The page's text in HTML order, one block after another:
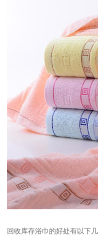
回收库存浴巾的好处有以下几